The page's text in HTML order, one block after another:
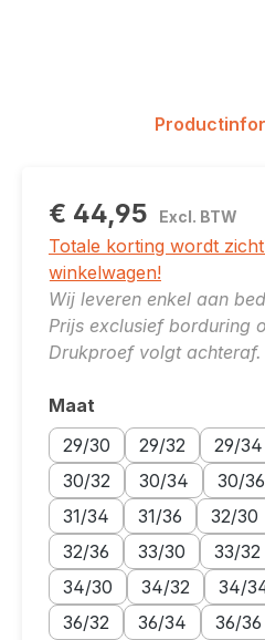
€ 44,95 Excl. BTW
Totale korting wordt
winkelwagen!
Wij leveren enkel aan
Prijs exclusief borduring
Drukproef volgt achteraf.
Selecteer
Maat
29/30
Maatoptie: 29/30
29/32
Maatoptie: 29/32
29/34
30/32
Maatoptie: 30/32
30/34
Maatoptie: 30/34
30/36
31/34
Maatoptie: 31/34
31/36
Maatoptie: 31/36
32/30
32/36
Maatoptie: 32/36
33/30
Maatoptie: 33/30
33/32
34/30
Maatoptie: 34/30
34/32
Maatoptie: 34/
34/
36/32
Maatoptie: 36/32
36/34
Maatoptie: 36/34
36/36